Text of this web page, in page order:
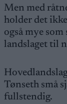
Men med
holder det
også mye
landslaget til
Tønseth små
fullstendig.